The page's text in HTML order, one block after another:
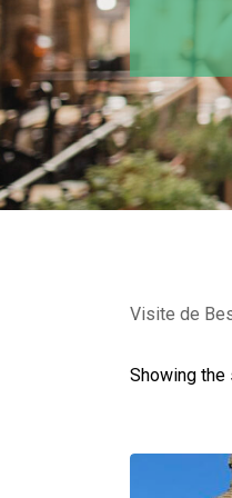
Visite de
Showing